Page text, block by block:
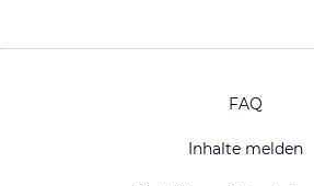
FAQ
Inhalte melden